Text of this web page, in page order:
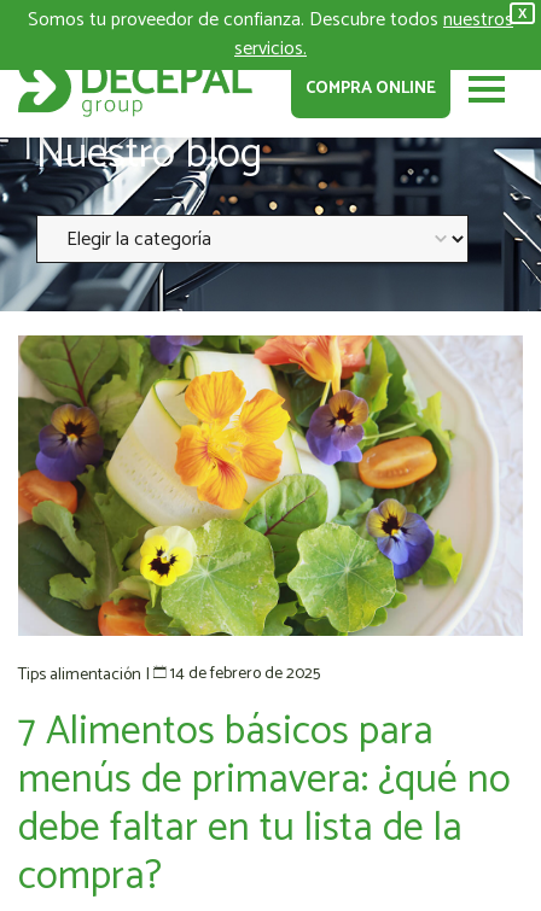
X
Somos tu proveedor de confianza. Descubre todosnuestros
servicios.
COMPRA ONLINE
Nuestro blog
Tips alimentación | 14 de febrero de 2025
7 Alimentos básicos para
menús de primavera: ¿qué no
debe faltar en tu lista de la
compra?